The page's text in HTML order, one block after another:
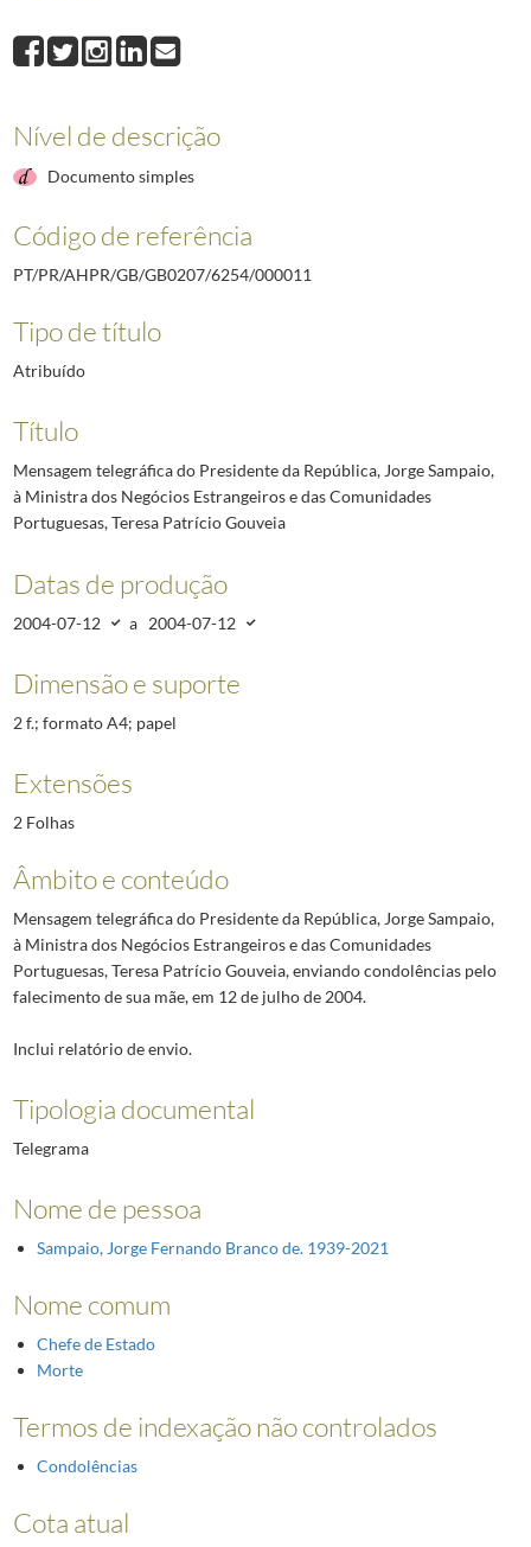
000012Mensagem telegráfica do Presidente da República, Jorge Sampaio,
000013Cartão de agradecimento da família de Sophia de Mello Breyner
000016
Telegrama do Presidente da República, Jorge Sampaio, aos filhos de
Nível de descrição
Documento simples
Código de referência
PT/PR/AHPR/GB/GB0207/6254/000011
Tipo de título
Atribuído
Título
Mensagem telegráfica do Presidente da República, Jorge Sampaio,
à Ministra dos Negócios Estrangeiros e das Comunidades
Portuguesas, Teresa Patrício Gouveia
Datas de produção
2004-07-12 a 2004-07-12
Dimensão e suporte
2 f.; formato A4; papel
Extensões
2 Folhas
Âmbito e conteúdo
Mensagem telegráfica do Presidente da República, Jorge Sampaio,
à Ministra dos Negócios Estrangeiros e das Comunidades
Portuguesas, Teresa Patrício Gouveia, enviando condolências pelo
falecimento de sua mãe, em 12 de julho de 2004.
Inclui relatório de envio.
Tipologia documental
Telegrama
Nome de pessoa
Sampaio, Jorge Fernando Branco de. 1939-2021
Nome comum
Chefe de Estado
Morte
Termos de indexação não controlados
Condolências
Cota atual